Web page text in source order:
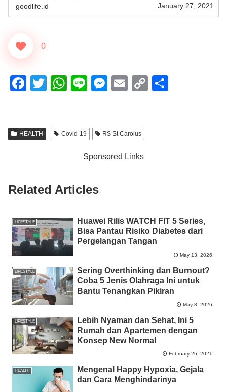
goodlife.id January 27, 2021
0
F
e
o
k
T
er
W
s
p
Li
M
e
g
E
C
HEALTH Covid-19 RS St Carolus
Sponsored Links
Related Articles
LIFESTYLE
Huawei Rilis WATCH FIT 5 Series,
Bisa Pantau Risiko Diabetes dari
Pergelangan Tangan
May 13, 2026
LIFESTYLE
Sering Overthinking dan Burnout?
Coba 5 Jenis Olahraga Ini untuk
Bantu Tenangkan Pikiran
May 8, 2026
LIFESTYLE
Lebih Nyaman dan Sehat, Ini 5
Rumah dan Apartemen dengan
Konsep New Normal
February 26, 2021
HEALTH
Mengenal Happy Hypoxia, Gejala
dan Cara Menghindarinya